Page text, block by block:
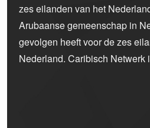
zes eilanden van het
Arubaanse gemeenschap in
gevolgen heeft voor de zes
Nederland. Caribisch Netwerk